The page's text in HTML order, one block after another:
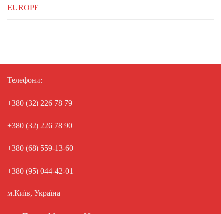
EUROPE
Телефони:
+380 (32) 226 78 79
+380 (32) 226 78 90
+380 (68) 559-13-60
+380 (95) 044-42-01
м.Київ, Україна